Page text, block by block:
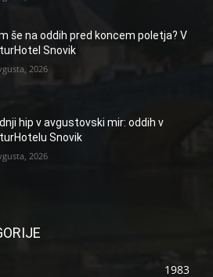
še na oddih pred koncem poletja? V
Snovik
2026
hip v avgustovski mir: oddih v
Snovik
2026
1983